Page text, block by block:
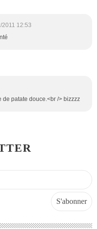
2011 12:53
patate douce.<br /> bizzzz